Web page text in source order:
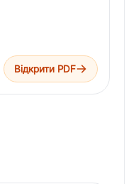
Відкрити PDF